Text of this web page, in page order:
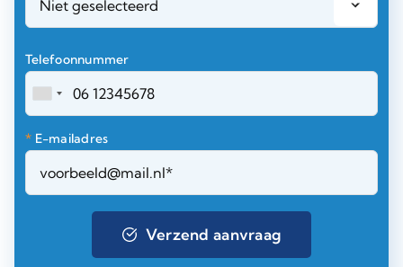
Telefoonnummer
* E-mailadres